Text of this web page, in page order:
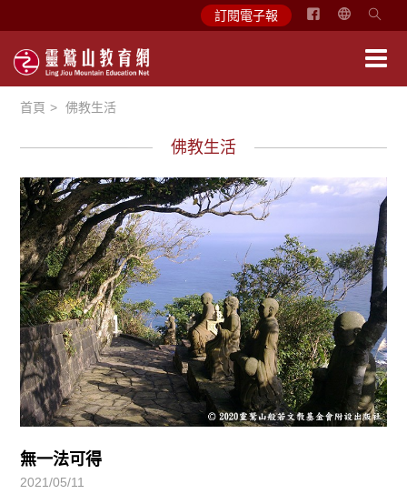
訂閱電子報
简
首頁 佛教生活
佛教生活
無一法可得
2021/05/11
心光乍現